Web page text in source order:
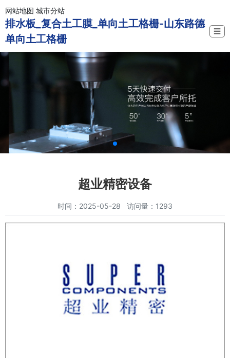
网站地图 城市分站
排水板_复合土工膜_单向土工格栅-山东路德
单向土工格栅
☰
超业精密设备
时间：2025-05-28 访问量：1293